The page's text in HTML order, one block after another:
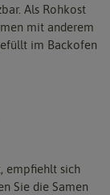
Als Rohkost
mit anderem
im Backofen
empfiehlt sich
Sie die Samen